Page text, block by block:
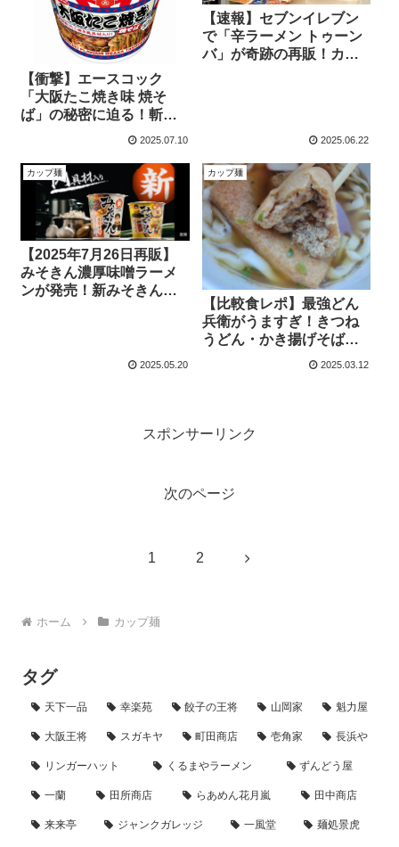
【衝撃】エースコック
「大阪たこ焼き味 焼そ
ば」の秘密に迫る！斬新
カップ麺を徹底解剖！
2025.07.10
【速報】セブンイレブン
で「辛ラーメン トゥーン
バ」が奇跡の再販！カム
2025.06.22
カップ麺
【2025年7月26日再販】
みそきん濃厚味噌ラーメ
ンが発売！新みそきんは
2025.05.20
カップ麺
【比較食レポ】最強どん
兵衛がうますぎ！きつね
うどん・かき揚げそば・
カレーうどん値段・口コ
2025.03.12
スポンサーリンク
次のページ
1 2 次
ホーム カップ麺
タグ
天下一品 幸楽苑 餃子の王将 山岡家 魁力屋
大阪王将 スガキヤ 町田商店 壱角家 長浜や
リンガーハット くるまやラーメン ずんどう屋
一蘭 田所商店 らあめん花月嵐 田中商店
来来亭 ジャンクガレッジ 一風堂 麺処景虎